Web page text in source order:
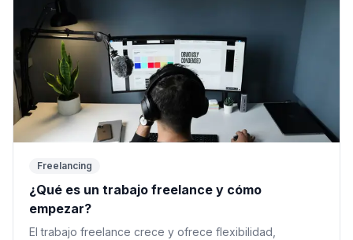
Freelancing
¿Qué es un trabajo freelance y cómo
empezar?
El trabajo freelance crece y ofrece flexibilidad,